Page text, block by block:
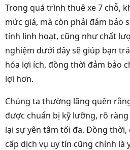
Trong quá trình thuê xe 7 chỗ,
mức giá, mà còn phải đảm bảo
tính linh hoạt, cũng như chất
nghiệm dưới đây sẽ giúp bạn
hóa lợi ích, đồng thời đảm bảo
lợi hơn.
Chúng ta thường lãng quên
được chuẩn bị kỹ lưỡng, rõ
lại sự yên tâm tối đa. Đồng
cấp dịch vụ uy tín cũng chính là